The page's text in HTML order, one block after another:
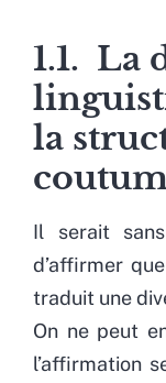
1.1. La
la
Il serait
d’affirmer
traduit une
On ne peut
l’affirmation